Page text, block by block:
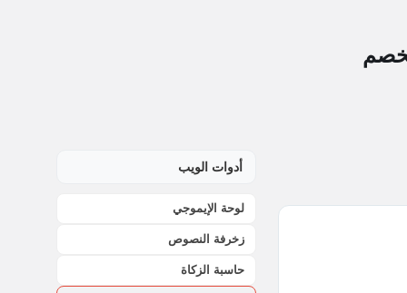
أدوات الويب
لوحة الإيموجي
زخرفة النصوص
حاسبة الزكاة